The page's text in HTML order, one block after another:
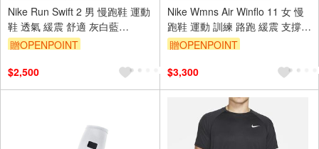
Nike Run Swift 2 男 慢跑鞋 運動
鞋 透氣 緩震 舒適 灰白藍
[CU3517-015]
贈OPENPOINT
$2,500
Nike Wmns Air Winflo 11 女 慢
跑鞋 運動 訓練 路跑 緩震 支撐
黑白 [FJ9510-001]
贈OPENPOINT
$3,300